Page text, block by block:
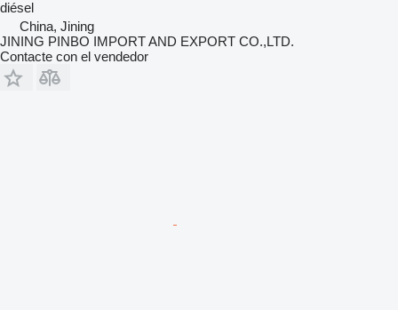
diésel
China, Jining
JINING PINBO IMPORT AND EXPORT CO.,LTD.
Contacte con el vendedor